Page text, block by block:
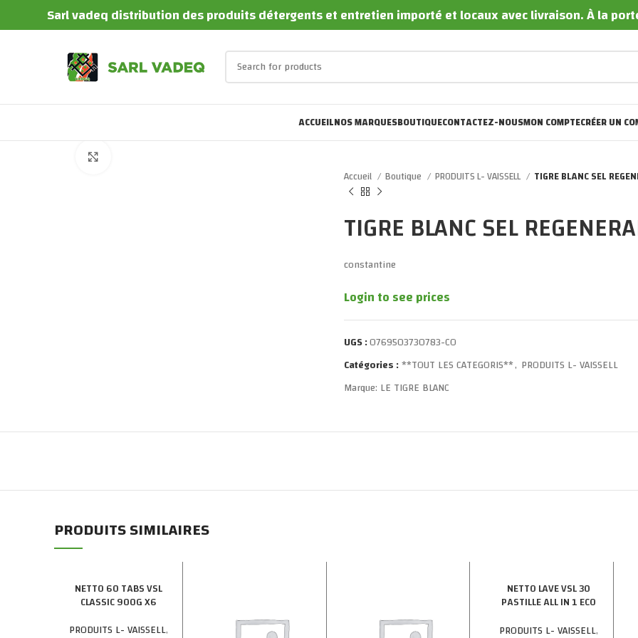
Sarl vadeq distribution des produits détergents et entretien importé et locaux avec livraison. À la
ACCUEILNOS MARQUESBOUTIQUECONTACTEZ-NOUSMON COMPTECRÉER UN
Accueil
Boutique PRODUITS L- VAISSELL TIGRE BLANC SEL
TIGRE BLANC SEL
constantine
Login to see prices
UGS :0769503730783-CO
Catégories :**TOUT LES CATEGORIS**, PRODUITS L- VAISSELL
Marque: LE TIGRE BLANC
PRODUITS SIMILAIRES
NETTO 60 TABS VSL
CLASSIC 900G X6
PRODUITS L- VAISSELL,
NETTO LAVE VSL 30
PASTILLE ALL IN 1 ECO
PRODUITS L- VAISSELL,